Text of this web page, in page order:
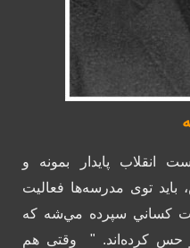
انقلاب پایدار بمونه و
باید توی مدرسه‌ها فعالیت
كساني سپرده مي‌شه که
حس كرده‌اند. "وقتی هم